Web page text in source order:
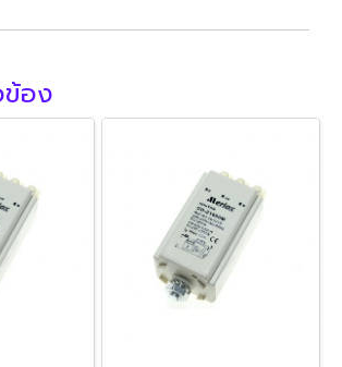
อง